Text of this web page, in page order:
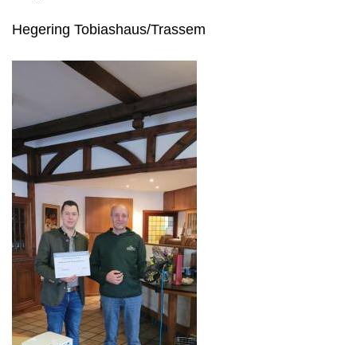
Hegering Tobiashaus/Trassem